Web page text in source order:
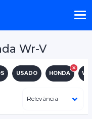
Wr-V
USADO HONDA